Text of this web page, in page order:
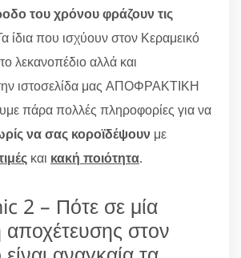
του χρόνου φράζουν τις
ίδια που ισχύουν στον Κεραμεικό
λεκανοπέδιο αλλά και
ιστοσελίδα μας ΑΠΟΦΡΑΚΤΙΚΗ
πάρα πολλές πληροφορίες για να
να σας κοροϊδέψουν με
και κακή ποιότητα.
2 – Πότε σε μία
στον